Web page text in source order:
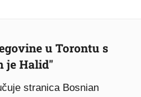
u Torontu s
je Halid"
stranica Bosnian